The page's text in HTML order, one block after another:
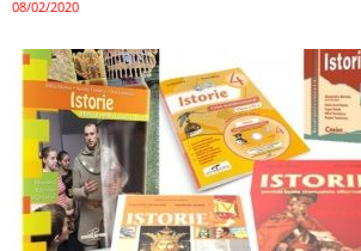
08/02/2020